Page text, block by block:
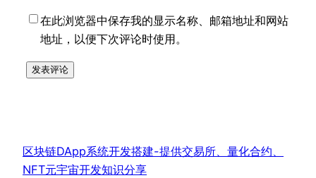
在此浏览器中保存我的显示名称、邮箱地址和网站
地址，以便下次评论时使用。
区块链DApp系统开发搭建-提供交易所、量化合约、
NFT元宇宙开发知识分享